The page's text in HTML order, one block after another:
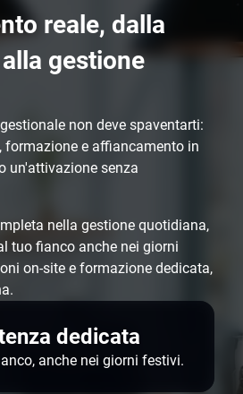
reale, dalla
gestione
non deve spaventarti:
formazione e affiancamento in
un'attivazione senza
nella gestione quotidiana,
tuo fianco anche nei giorni
on-site e formazione dedicata,
dedicata
anche nei giorni festivi.